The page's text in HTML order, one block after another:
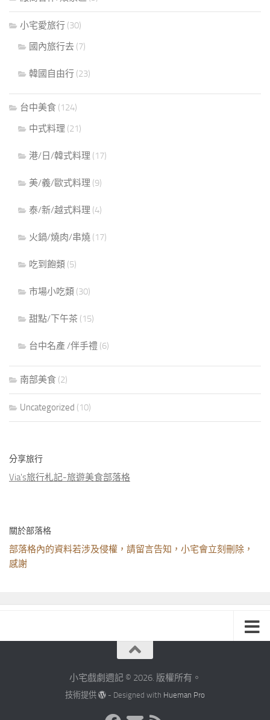
小宅愛旅行 (30)
國內旅行去 (7)
韓國自由行 (23)
台中美食 (124)
中式料理 (21)
港/日/韓式料理 (17)
美/義/歐式料理 (9)
泰/新/越式料理 (4)
火鍋/燒肉/串燒 (17)
吃到飽類 (5)
市場小吃類 (30)
甜點/下午茶 (15)
台中名產 /伴手禮 (6)
南部美食 (2)
Uncategorized (10)
分享旅行
Via's旅行札記-旅遊美食部落格
關於部落格
部落格內的資料若涉及侵權，請留言告知，小宅會立刻刪除，
感謝
小宅戲劇週記 © 2026. 版權所有。
技術提供 - Designed with Hueman Pro